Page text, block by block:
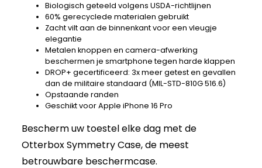
Biologisch geteeld volgens USDA-richtlijnen
60% gerecyclede materialen gebruikt
Zacht vilt aan de binnenkant voor een vleugje
elegantie
Metalen knoppen en camera-afwerking
beschermen je smartphone tegen harde klappen
DROP+ gecertificeerd: 3x meer getest en gevallen
dan de militaire standaard (MIL-STD-810G 516.6)
Opstaande randen
Geschikt voor Apple iPhone 16 Pro
Bescherm uw toestel elke dag met de
Otterbox Symmetry Case, de meest
betrouwbare beschermcase.